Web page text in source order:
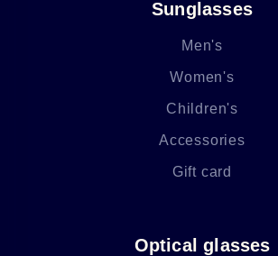
Sunglasses
Men's
Women's
Children's
Accessories
Gift card
Optical glasses